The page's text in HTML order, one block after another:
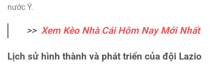
nước Ý.
>> Xem Kèo Nhà Cái Hôm Nay Mới Nhất
Lịch sử hình thành và phát triển của đội Lazio